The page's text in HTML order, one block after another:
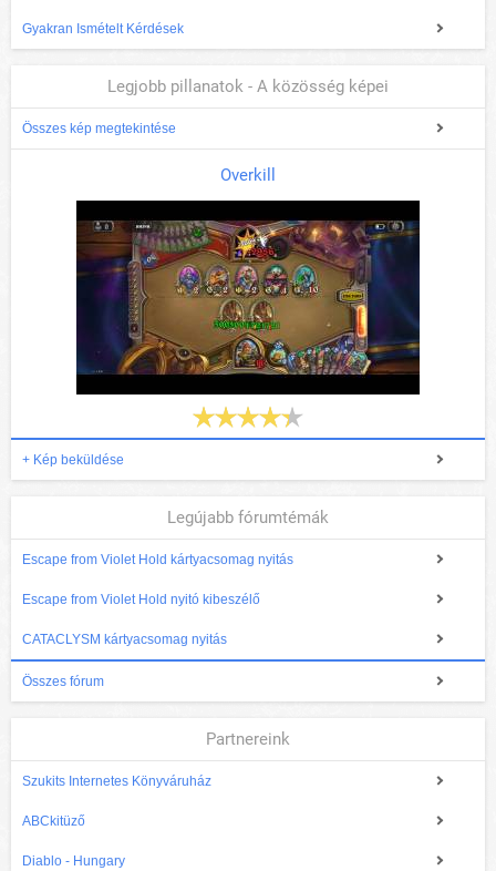
Gyakran Ismételt Kérdések
Legjobb pillanatok - A közösség képei
Összes kép megtekintése
Overkill
+ Kép beküldése
Legújabb fórumtémák
Escape from Violet Hold kártyacsomag nyitás
Escape from Violet Hold nyitó kibeszélő
CATACLYSM kártyacsomag nyitás
Összes fórum
Partnereink
Szukits Internetes Könyváruház
ABCkitüző
Diablo - Hungary